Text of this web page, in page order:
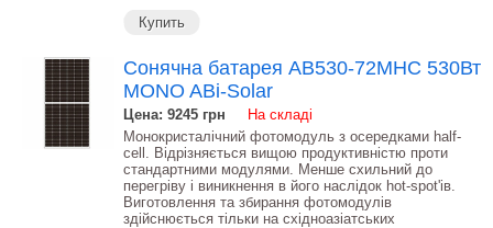
Купить
Сонячна батарея AB530-72MHC 530Вт
MONO ABi-Solar
Цена: 9245 грн
На складі
Монокристалічний фотомодуль з осередками half-
cell. Відрізняється вищою продуктивністю проти
стандартними модулями. Менше схильний до
перегріву і виникнення в його наслідок hot-spot'ів.
Виготовлення та збирання фотомодулів
здійснюється тільки на східноазіатських